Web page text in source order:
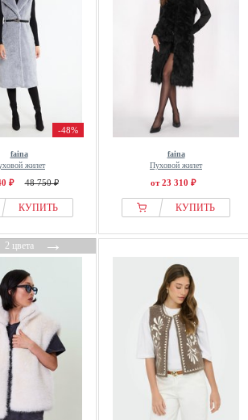
-48%
faina
жилет
₽ 48 750 ₽
КУПИТЬ
faina
Пуховой жилет
от 23 310 ₽
КУПИТЬ
2 цвета→